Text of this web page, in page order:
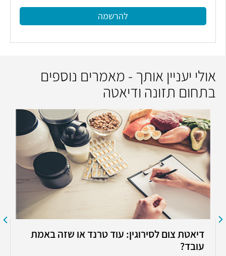
להרשמה
אולי יעניין אותך - מאמרים נוספים
בתחום תזונה ודיאטה
דיאטת צום לסירוגין: עוד טרנד או שזה באמת
עובד?